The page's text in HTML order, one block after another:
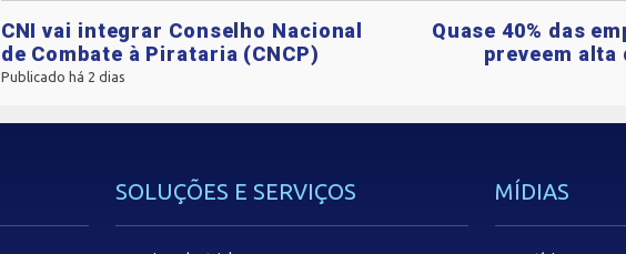
CNI vai integrar Conselho Nacional
de Combate à Pirataria (CNCP)
Publicado há 2 dias
Quase 40% das
preveem alta
SOLUÇÕES E SERVIÇOS MÍDIAS